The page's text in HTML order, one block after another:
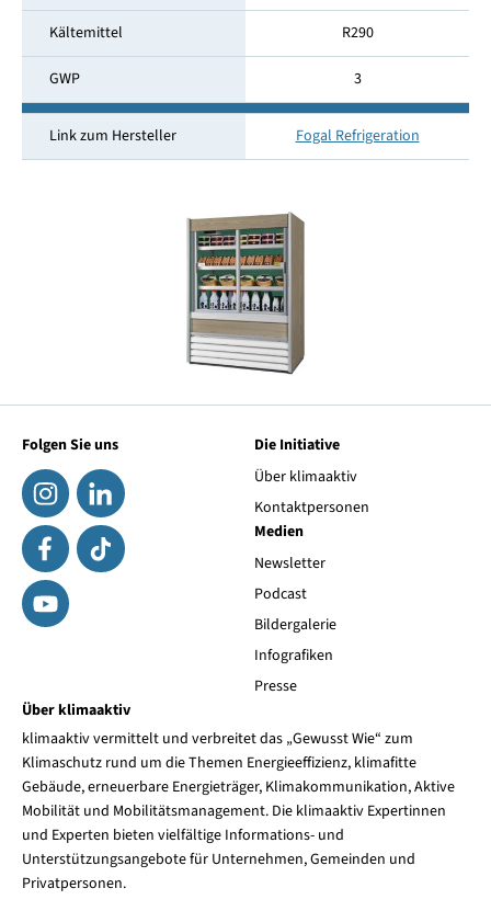
Kältemittel R290
GWP 3
Link zum Hersteller Fogal Refrigeration
Folgen Sie uns
Die Initiative
Über klimaaktiv
Kontaktpersonen
Medien
Newsletter
Podcast
Bildergalerie
Infografiken
Presse
Über klimaaktiv
klimaaktiv vermittelt und verbreitet das „Gewusst Wie“ zum
Klimaschutz rund um die Themen Energieeffizienz, klimafitte
Gebäude, erneuerbare Energieträger, Klimakommunikation, Aktive
Mobilität und Mobilitätsmanagement. Die klimaaktiv Expertinnen
und Experten bieten vielfältige Informations- und
Unterstützungsangebote für Unternehmen, Gemeinden und
Privatpersonen.